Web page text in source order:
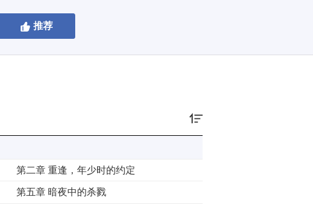
推荐
第二章 重逢，年少时的约定
第五章 暗夜中的杀戮